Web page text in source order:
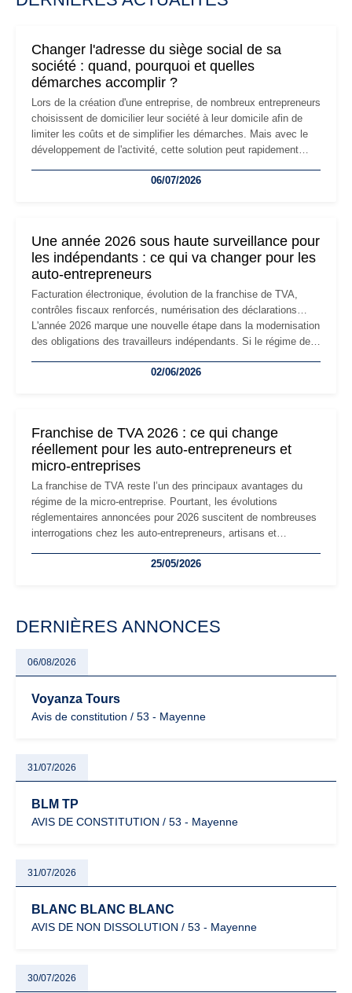
Changer l'adresse du siège social de sa
société : quand, pourquoi et quelles
démarches accomplir ?
Lors de la création d'une entreprise, de nombreux entrepreneurs
choisissent de domicilier leur société à leur domicile afin de
limiter les coûts et de simplifier les démarches. Mais avec le
développement de l'activité, cette solution peut rapidement
professionnels, recrutement, image de marque… Le
06/07/2026
Une année 2026 sous haute surveillance pour
les indépendants : ce qui va changer pour les
auto-entrepreneurs
Facturation électronique, évolution de la franchise de TVA,
contrôles fiscaux renforcés, numérisation des déclarations…
L'année 2026 marque une nouvelle étape dans la modernisation
des obligations des travailleurs indépendants. Si le régime de
les auto-entrepreneurs devront s'adapter à un environnement
02/06/2026
Franchise de TVA 2026 : ce qui change
réellement pour les auto-entrepreneurs et
micro-entreprises
La franchise de TVA reste l’un des principaux avantages du
régime de la micro-entreprise. Pourtant, les évolutions
réglementaires annoncées pour 2026 suscitent de nombreuses
interrogations chez les auto-entrepreneurs, artisans et
facturation ou risque de bascule vers la TVA : les règles
25/05/2026
DERNIÈRES ANNONCES
06/08/2026
Voyanza Tours
Avis de constitution / 53 - Mayenne
31/07/2026
BLM TP
AVIS DE CONSTITUTION / 53 - Mayenne
31/07/2026
BLANC BLANC BLANC
AVIS DE NON DISSOLUTION / 53 - Mayenne
30/07/2026